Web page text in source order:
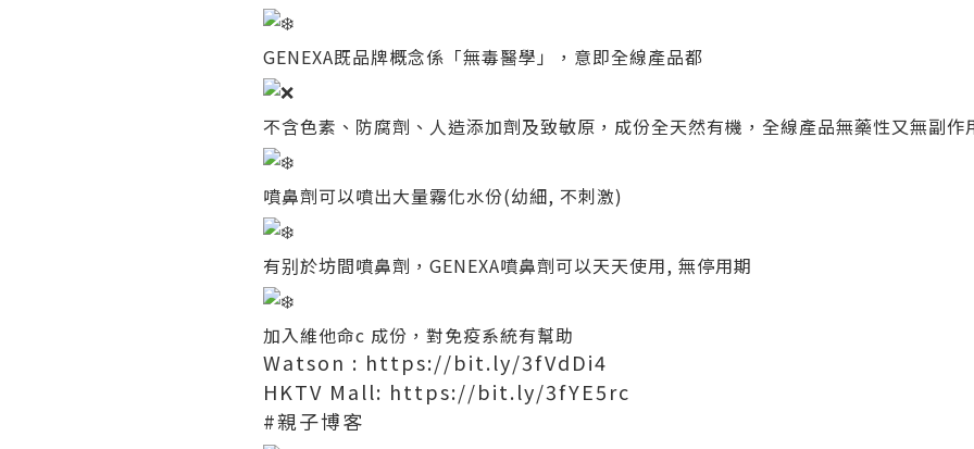
GENEXA既品牌概念係「無毒醫學」，意即全線產品都
不含色素、防腐劑、人造添加劑及致敏原，成份全天然有機，全線產品無藥性又無副作
噴鼻劑可以噴出大量霧化水份(幼細, 不刺激)
有别於坊間噴鼻劑，GENEXA噴鼻劑可以天天使用, 無停用期
加入維他命c 成份，對免疫系統有幫助
Watson : https://bit.ly/3fVdDi4
HKTV Mall: https://bit.ly/3fYE5rc
#親子博客